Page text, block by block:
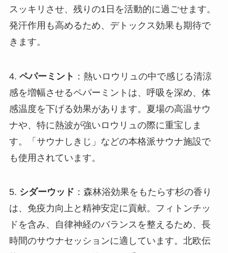
スッキリさせ、残りの1日を活動的に過ごせます。
発汗作用も高めるため、デトックス効果も期待で
きます。
4. ペパーミント ：熱いロウリュの中で感じる清涼
感を増幅させるペパーミントは、呼吸を深め、体
感温度を下げる効果があります。夏場の高温サウ
ナや、特に熱波が強いロウリュの際に重宝しま
す。「サウナしきじ」などの本格派サウナ施設で
も使用されています。
5. シダーウッド ：森林浴効果をもたらす杉の香り
は、免疫力向上と精神安定に貢献。フィトンチッ
ドを含み、自律神経のバランスを整えるため、長
時間のサウナセッションに適しています。北欧伝